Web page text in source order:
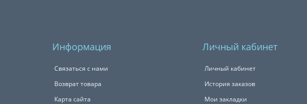
Информация
Связаться с нами
Возврат товара
Карта сайта
Личный кабинет
Личный кабинет
История заказов
Мои закладки